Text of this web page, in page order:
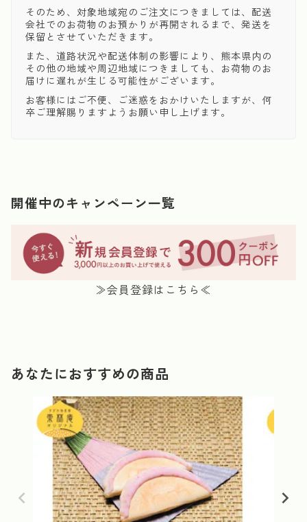
そのため、対象地域宛のご注文につきましては、配送
会社でのお荷物のお預かりが再開されるまで、発送を
保留とさせていただきます。
また、道路状況や配送体制の影響により、熊本県内の
その他の地域や周辺地域につきましても、お荷物のお
届けに遅れが生じる可能性がございます。
お客様にはご不便、ご迷惑をおかけいたしますが、何
卒ご理解賜りますようお願い申し上げます。
開催中のキャンペーン一覧
≫会員登録はこちら≪
あなたにおすすめの商品